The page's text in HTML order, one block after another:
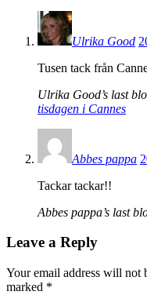
Ulrika Good
Tusen tack från
Ulrika Good’s last
tisdagen i Cannes
Abbes pappa
Tackar tackar!!
Abbes pappa’s last
Leave a Reply
Your email address will not
marked *